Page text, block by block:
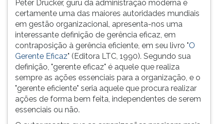
Peter Drucker, guru da administração moderna e
certamente uma das maiores autoridades mundiais
em gestão organizacional, apresenta-nos uma
interessante definição de gerência eficaz, em
contraposição à gerência eficiente, em seu livro "O
Gerente Eficaz" (Editora LTC, 1990). Segundo sua
definição, "gerente eficaz" é aquele que realiza
sempre as ações essenciais para a organização, e o
"gerente eficiente" seria aquele que procura realizar
ações de forma bem feita, independentes de serem
essenciais ou não.